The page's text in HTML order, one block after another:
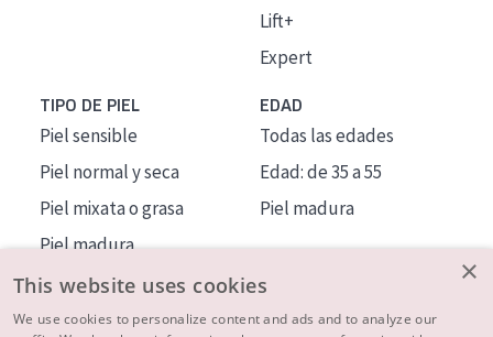
Lift+
Expert
TIPO DE PIEL
Piel sensible
Piel normal y seca
Piel mixata o grasa
Piel madura
Piel expuesta al sol
Piel menopáusica
EDAD
Todas las edades
Edad: de 35 a 55
Piel madura
×
This website uses cookies
We use cookies to personalize content and ads and to analyze our